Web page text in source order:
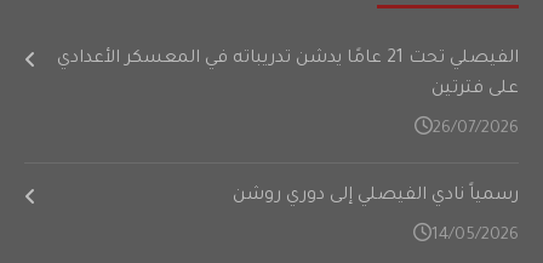
الفيصلي تحت 21 عامًا يدشن تدريباته في المعسكر الأعدادي
على فترتين
26/07/2026
رسمياً نادي الفيصلي إلى دوري روشن
14/05/2026